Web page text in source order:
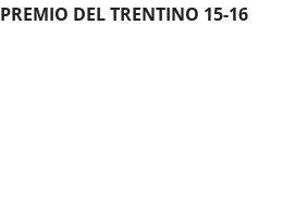
DEL TRENTINO 15-16